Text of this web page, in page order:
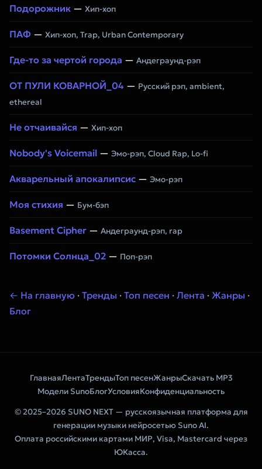
Подорожник — Хип-хоп
ПАФ — Хип-хоп, Trap, Urban Contemporary
Где-то за чертой города — Андеграунд-рэп
ОТ ПУЛИ КОВАРНОЙ_04 — Русский рэп, ambient,
ethereal
Не отчаивайся — Хип-хоп
Nobody's Voicemail — Эмо-рэп, Cloud Rap, Lo-fi
Акварельный апокалипсис — Эмо-рэп
Моя стихия — Бум-бэп
Basement Cipher — Андеграунд-рэп, rap
Потомки Солнца_02 — Поп-рэп
← На главную · Тренды · Топ песен · Лента · Жанры ·
Блог
ГлавнаяЛентаТрендыТоп песенЖанрыСкачать MP3
Модели SunoБлогУсловияКонфиденциальность
© 2025–2026 SUNO NEXT — русскоязычная платформа для
генерации музыки нейросетью Suno AI.
Оплата российскими картами МИР, Visa, Mastercard через
ЮКасса.